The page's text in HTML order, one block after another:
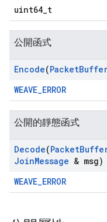
uint64_t
公開函式
Encode(Packet
WEAVE_ERROR
公開的靜態函式
Decode(Packet
JoinMessage & msg)
WEAVE_ERROR